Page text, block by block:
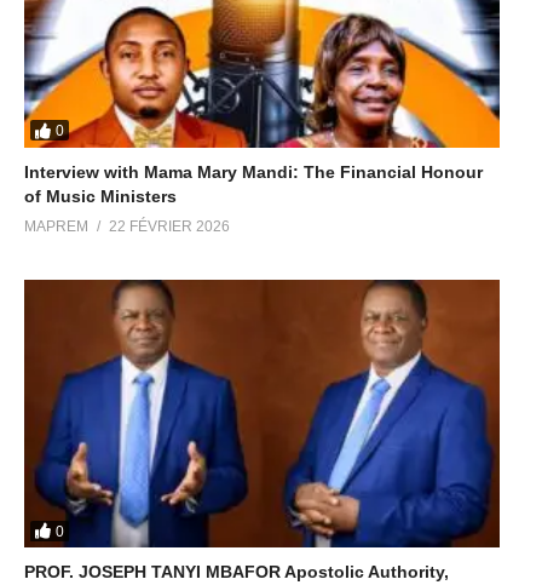
0
Interview with Mama Mary Mandi: The Financial Honour
of Music Ministers
MAPREM 22 FÉVRIER 2026
0
PROF. JOSEPH TANYI MBAFOR Apostolic Authority,